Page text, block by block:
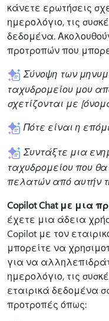
κάνετε ερωτήσεις
ημερολόγιο, τις
δεδομένα.
προτροπών που
Σύνοψη των
ταχυδρομείου μου
σχετίζονται με
Πότε είναι η
Συντάξτε μια
ταχυδρομείου που θα
πελατών από αυτήν
Copilot Chat με μια
έχετε μια άδεια
Copilot με τον
μπορείτε να
για να
ημερολόγιο, τις
εταιρικά δεδομένα
προτροπές όπως: